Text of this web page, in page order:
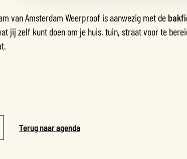
van Amsterdam Weerproof is aanwezig met de
jij zelf kunt doen om je huis, tuin, straat voor te
Terug naar agenda